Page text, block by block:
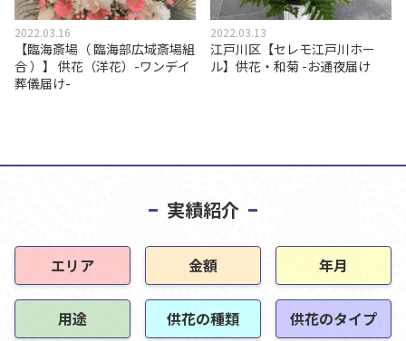
2022.03.16
【臨海斎場（ 臨海部広域斎場組
合 ）】 供花（洋花）-ワンデイ
葬儀届け-
2022.03.13
江戸川区【セレモ江戸川ホー
ル】供花・和菊 -お通夜届け
実績紹介
エリア 金額 年月
用途 供花の種類 供花のタイプ